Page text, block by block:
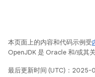
本页面上的内容和代码示例受
OpenJDK 是 Oracle 和/或其
最后更新时间 (UTC)：2025-